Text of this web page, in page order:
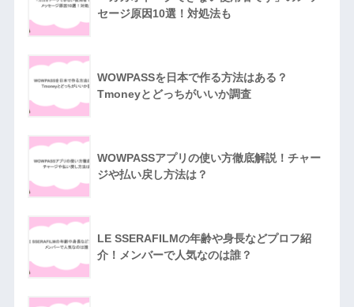
セージ原因10選！対処法も
WOWPASSを日本で作る方法はある？
Tmoneyとどっちがいいか調査
WOWPASSアプリの使い方徹底解説！チャー
ジや払い戻し方法は？
LE SSERAFILMの年齢や身長などプロフ紹
介！メンバーで人気なのは誰？